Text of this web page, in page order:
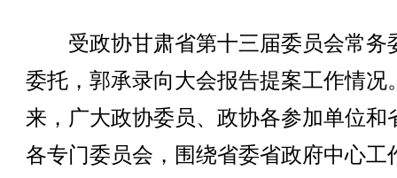
受政协甘肃省第十三届委员会常务
委托，郭承录向大会报告提案工作情况
来，广大政协委员、政协各参加单位和
各专门委员会，围绕省委省政府中心工